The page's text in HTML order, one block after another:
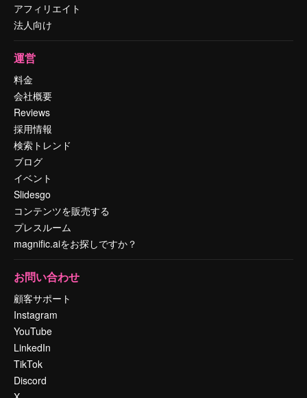
アフィリエイト
法人向け
運営
料金
会社概要
Reviews
採用情報
検索トレンド
ブログ
イベント
Slidesgo
コンテンツを販売する
プレスルーム
magnific.aiをお探しですか？
お問い合わせ
顧客サポート
Instagram
YouTube
LinkedIn
TikTok
Discord